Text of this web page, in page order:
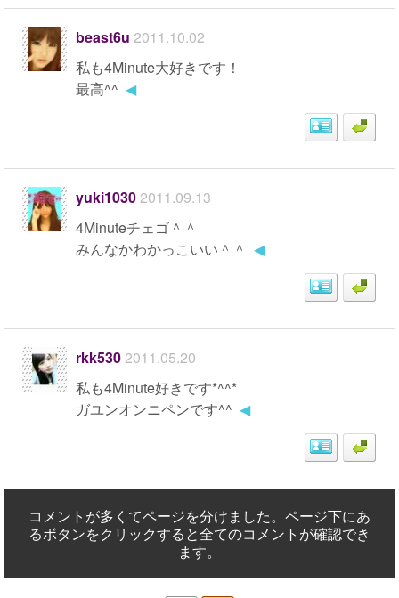
beast6u 2011.10.02
私も4Minute大好きです！
最高^^ ◀
yuki10302011.09.13
4Minuteチェゴ＾＾
みんなかわかっこいい＾＾ ◀
rkk5302011.05.20
私も4Minute好きです*^^*
ガユンオンニペンです^^ ◀
コメントが多くてページを分けました。ページ下にあ
るボタンをクリックすると全てのコメントが確認でき
ます。